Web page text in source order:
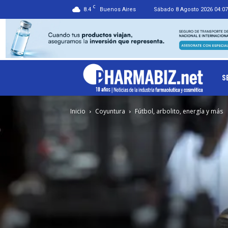
8.4 C Buenos Aires Sábado 8 Agosto 2026 04:07
Inicio Coyuntura Fútbol, arbolito, energía y más